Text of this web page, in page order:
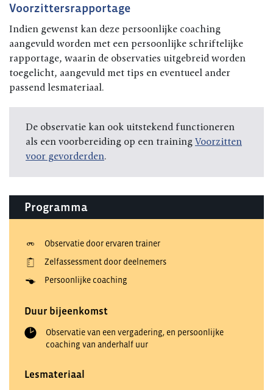
Voorzittersrapportage
Indien gewenst kan deze persoonlijke coaching
aangevuld worden met een persoonlijke schriftelijke
rapportage, waarin de observaties uitgebreid worden
toegelicht, aangevuld met tips en eventueel ander
passend lesmateriaal.
De observatie kan ook uitstekend functioneren
als een voorbereiding op een training Voorzitten
voor gevorderden.
Programma
Observatie door ervaren trainer
Zelfassessment door deelnemers
Persoonlijke coaching
Duur bijeenkomst
Observatie van een vergadering, en persoonlijke
coaching van anderhalf uur
Lesmateriaal